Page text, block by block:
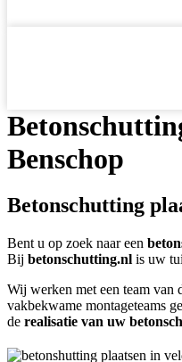
Benschop
Betonschutting
Bent u op zoek naar een
Bij betonschutting.nl is uw
Wij werken met een team van
vakbekwame montageteams
de realisatie van uw